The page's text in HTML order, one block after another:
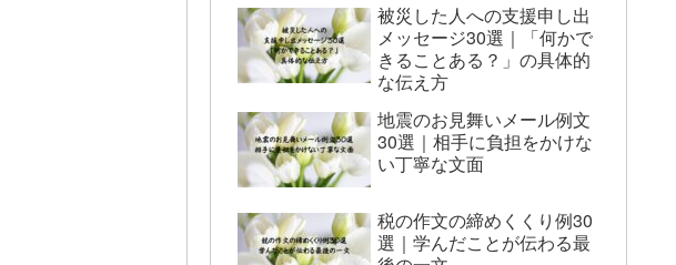
被災した人への支援申し出
メッセージ30選｜「何かで
きることある？」の具体的
な伝え方
地震のお見舞いメール例文
30選｜相手に負担をかけな
い丁寧な文面
税の作文の締めくくり例30
選｜学んだことが伝わる最